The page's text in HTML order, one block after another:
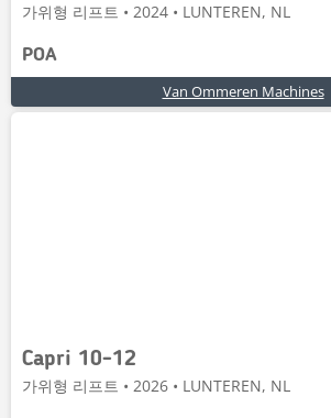
가위형 리프트 • 2024 • LUNTEREN, NL
POA
Van Ommeren Machines
Capri 10-12
가위형 리프트 • 2026 • LUNTEREN, NL